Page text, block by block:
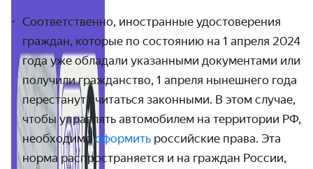
Соответственно, иностранные удостоверения
граждан, которые по состоянию на 1 апреля 2024
года уже обладали указанными документами или
получили гражданство, 1 апреля нынешнего года
перестанут считаться законными. В этом случае,
чтобы управлять автомобилем на территории РФ,
необходимооформить российские права. Эта
норма распространяется и на граждан России,